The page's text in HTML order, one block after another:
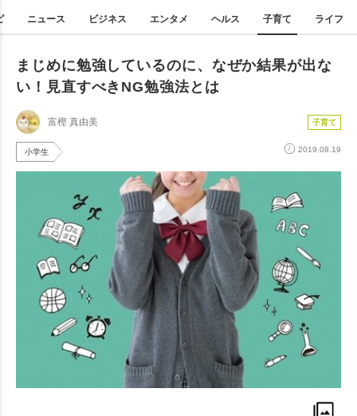
ニュース ビジネス エンタメ ヘルス 子育て ライフ
まじめに勉強しているのに、なぜか結果が出な
い！見直すべきNG勉強法とは
富樫 真由美 子育て
小学生 2019.08.19